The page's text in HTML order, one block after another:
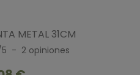
METAL 31CM
5 - 2 opiniones